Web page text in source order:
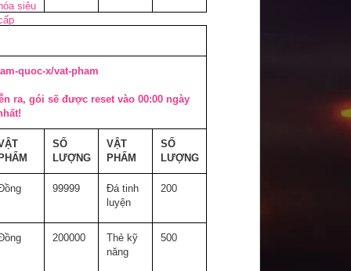
hóa siêu
quoc-x/vat-pham
ra, gói sẽ được reset vào 00:00 ngày
PHẨM
SỐ
LƯỢNG
VẬT
PHẨM
SỐ
LƯỢNG
99999
Đá tinh
luyện
200
200000
Thẻ kỹ
năng
500